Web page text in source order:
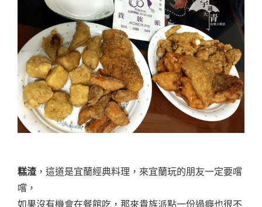
糕渣 ，這道是宜蘭經典料理，來宜蘭玩的朋友一定要嚐
嚐，
如果沒有機會在餐館吃，那來貴族派點一份過癮也很不